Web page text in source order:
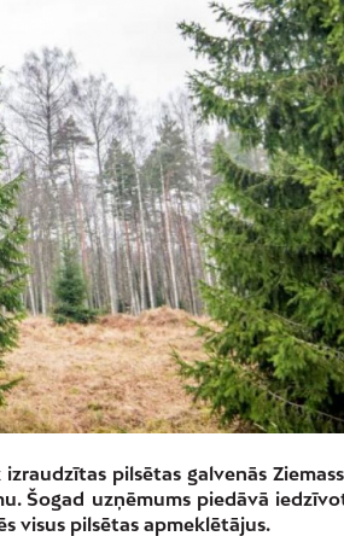
pilsētas galvenās
Šogad uzņēmums piedāvā
visus pilsētas apmeklētājus.